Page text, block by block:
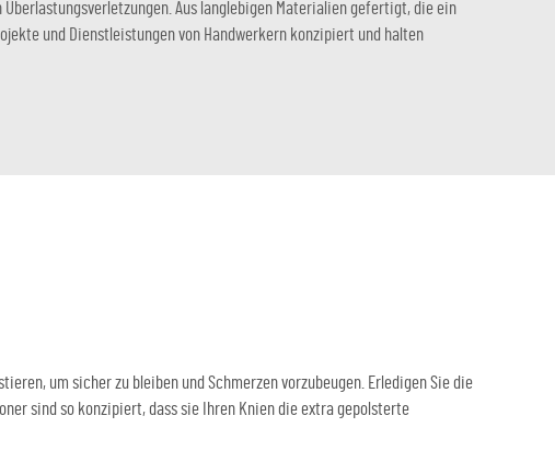
Aus langlebigen Materialien gefertigt, die ein
und Dienstleistungen von Handwerkern konzipiert und halten
um sicher zu bleiben und Schmerzen vorzubeugen. Erledigen Sie die
sind so konzipiert, dass sie Ihren Knien die extra gepolsterte